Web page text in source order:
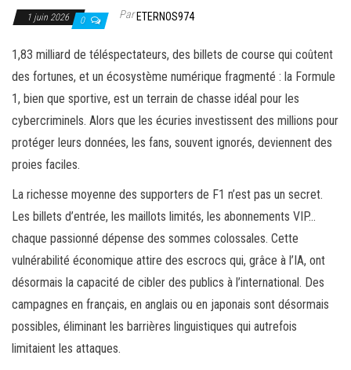
1 juin 2026 0 ParETERNOS974
1,83 milliard de téléspectateurs, des billets de course qui coûtent
des fortunes, et un écosystème numérique fragmenté : la Formule
1, bien que sportive, est un terrain de chasse idéal pour les
cybercriminels. Alors que les écuries investissent des millions pour
protéger leurs données, les fans, souvent ignorés, deviennent des
proies faciles.
La richesse moyenne des supporters de F1 n’est pas un secret.
Les billets d’entrée, les maillots limités, les abonnements VIP…
chaque passionné dépense des sommes colossales. Cette
vulnérabilité économique attire des escrocs qui, grâce à l’IA, ont
désormais la capacité de cibler des publics à l’international. Des
campagnes en français, en anglais ou en japonais sont désormais
possibles, éliminant les barrières linguistiques qui autrefois
limitaient les attaques.